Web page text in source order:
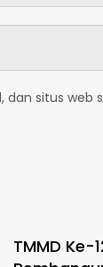
dan situs
TMMD Ke-